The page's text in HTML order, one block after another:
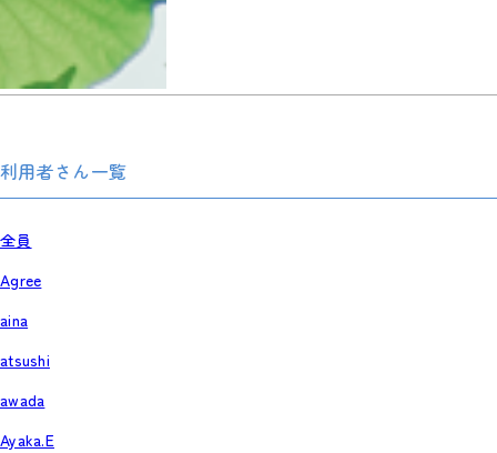
利用者さん一覧
全員
Agree
aina
atsushi
awada
Ayaka.E